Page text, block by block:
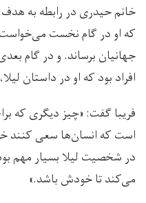
خانم حیدری در رابطه به
که او در گام نخست می‌خواست
جهانیان برساند. و در گام
افراد بود که او در داستان
فریبا گفت: «چیز دیگری که
است که انسان‌ها سعی کنند
در شخصیت لیلا بسیار مهم
می‌کند تا خودش باشد.»